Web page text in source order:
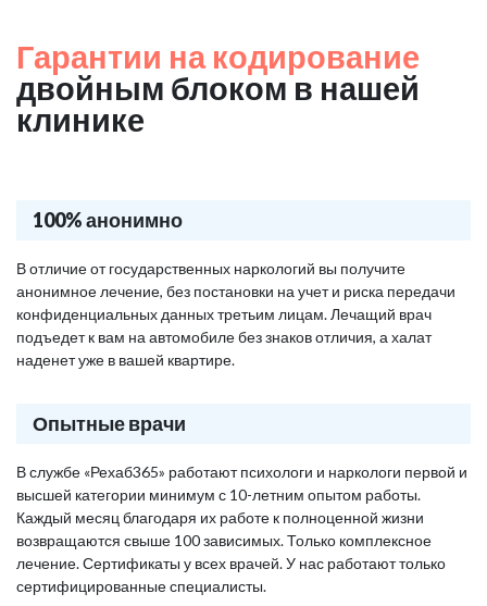
Гарантии на кодирование
двойным блоком в нашей
клинике
100% анонимно
В отличие от государственных наркологий вы получите
анонимное лечение, без постановки на учет и риска передачи
конфиденциальных данных третьим лицам. Лечащий врач
подъедет к вам на автомобиле без знаков отличия, а халат
наденет уже в вашей квартире.
Опытные врачи
В службе «Рехаб365» работают психологи и наркологи первой и
высшей категории минимум с 10-летним опытом работы.
Каждый месяц благодаря их работе к полноценной жизни
возвращаются свыше 100 зависимых. Только комплексное
лечение. Сертификаты у всех врачей. У нас работают только
сертифицированные специалисты.